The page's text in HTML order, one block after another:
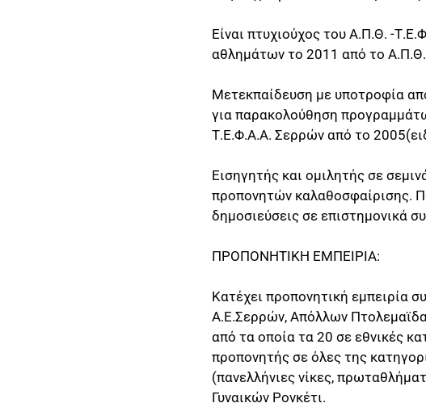
Είναι πτυχιούχος του Α.Π.Θ. -
αθλημάτων το 2011 από το
Μετεκπαίδευση με υποτροφία
για παρακολούθηση
Τ.Ε.Φ.Α.Α. Σερρών από το
Εισηγητής και ομιλητής σε
προπονητών καλαθοσφαίρισης.
δημοσιεύσεις σε επιστημονικά
ΠΡΟΠΟΝΗΤΙΚΗ ΕΜΠΕΙΡΙΑ:
Κατέχει προπονητική εμπειρία
Α.Ε.Σερρών, Απόλλων
από τα οποία τα 20 σε εθνικές
προπονητής σε όλες της
(πανελλήνιες νίκες,
Γυναικών Ρονκέτι.